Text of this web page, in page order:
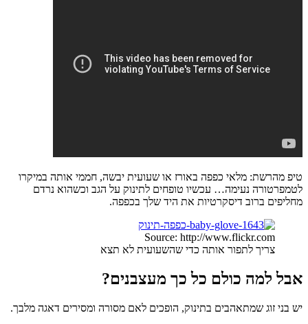
טיפ מהרשת: מלאי כפפה באורז או שעועית יבשה, חממי אותה במיקרו
לטמפרטורה נעימה… עכשיו טופחים לתינוק על הגב וכשהוא נרדם
מחליפים ברוב דיסקרטיות את היד שלך בכפפה.
Source: http://www.flickr.com
צריך לתפור אותה כדי שהשעועית לא תצא
אבל למה כולם כל כך מעצבנים?
יש בני זוג שמתאהבים בתינוק, הופכים לאם מסורה ומסירים דאגה מלבך.